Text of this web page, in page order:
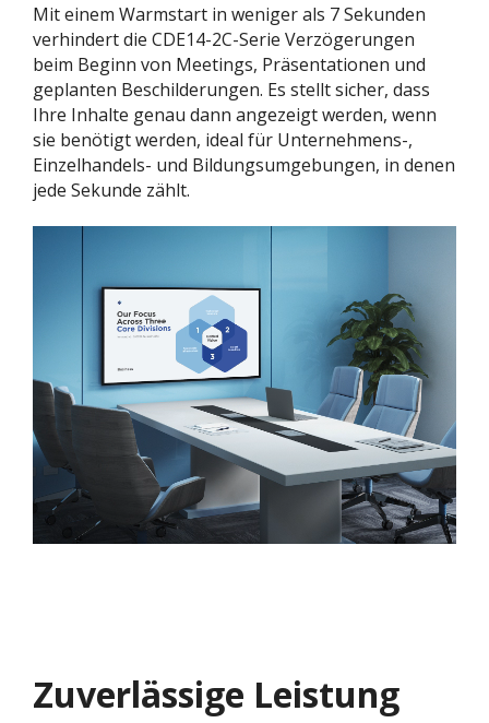
Mit einem Warmstart in weniger als 7 Sekunden
verhindert die CDE14-2C-Serie Verzögerungen
beim Beginn von Meetings, Präsentationen und
geplanten Beschilderungen. Es stellt sicher, dass
Ihre Inhalte genau dann angezeigt werden, wenn
sie benötigt werden, ideal für Unternehmens-,
Einzelhandels- und Bildungsumgebungen, in denen
jede Sekunde zählt.
Zuverlässige Leistung